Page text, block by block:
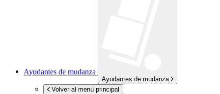
Ayudantes de mudanza
Ayudantes de mudanza
Volver al menú principal